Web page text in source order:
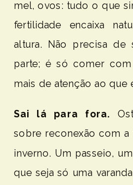
mel, ovos: tudo o que
fertilidade encaixa
altura. Não precisa de
parte; é só comer
mais de atenção ao que
Sai lá para fora.
sobre reconexão com
inverno. Um passeio,
que seja só uma